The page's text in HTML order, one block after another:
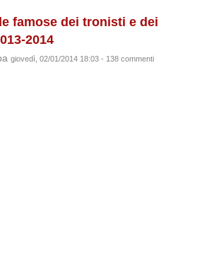
famose dei tronisti e dei
2014
giovedì, 02/01/2014 18:03 - 138 commenti